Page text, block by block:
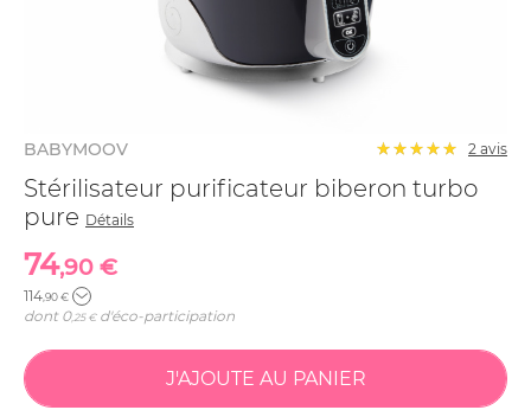
BABYMOOV 2 avis
Stérilisateur purificateur biberon turbo
pure Détails
74,90 €
114,90 €
dont 0,25 €d'éco-participation